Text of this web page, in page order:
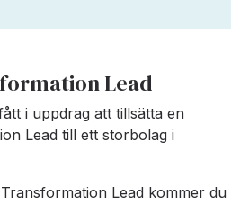
Lead
i uppdrag att tillsätta en
Lead till ett storbolag i
Lead kommer du